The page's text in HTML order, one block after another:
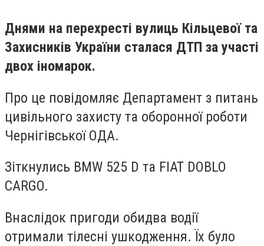
Днями на перехресті вулиць Кільцевої та
Захисників України сталася ДТП за участі
двох іномарок.
Про це повідомляє Департамент з питань
цивільного захисту та оборонної роботи
Чернігівської ОДА.
Зіткнулись BMW 525 D та FIAT DOBLO
CARGO.
Внаслідок пригоди обидва водії
отримали тілесні ушкодження. Їх було